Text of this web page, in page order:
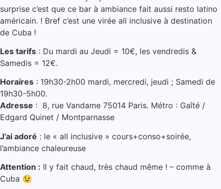
surprise c’est que ce bar à ambiance fait aussi resto latino
américain. ! Bref c’est une virée all inclusive à destination
de Cuba !
Les tarifs : Du mardi au Jeudi = 10€, les vendredis &
Samedis = 12€.
Horaires : 19h30-2h00 mardi, mercredi, jeudi ; Samedi de
19h30-5h00.
Adresse : 8, rue Vandame 75014 Paris. Métro : Gaîté /
Edgard Quinet / Montparnasse
J’ai adoré : le « all inclusive » cours+conso+soirée,
l’ambiance chaleureuse
Attention : Il y fait chaud, très chaud même ! – comme à
Cuba 😉